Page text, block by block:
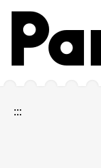
跳到主要内容区块
网站导览
:::